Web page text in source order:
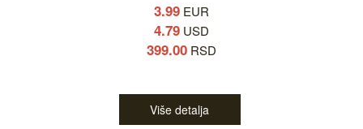
3.99 EUR
4.79 USD
399.00 RSD
Više detalja